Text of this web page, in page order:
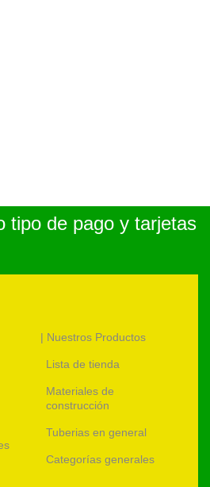
tipo de pago y tarjetas
| Nuestros Productos
Lista de tienda
Materiales de
construcción
Tuberias en general
Categorías generales